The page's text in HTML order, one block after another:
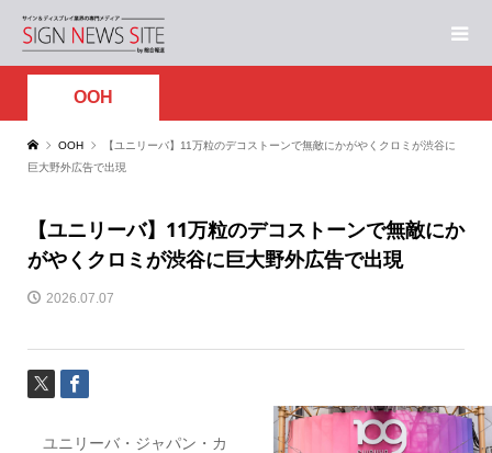
OOH
OOH
【ユニリーバ】11万粒のデコストーンで無敵にかがやくクロミが渋谷に
巨大野外広告で出現
【ユニリーバ】11万粒のデコストーンで無敵にか
がやくクロミが渋谷に巨大野外広告で出現
2026.07.07
ユニリーバ・ジャパン・カ